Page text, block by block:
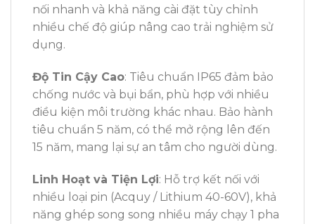
nối nhanh và khả năng cài đặt tùy chỉnh
nhiều chế độ giúp nâng cao trải nghiệm sử
dụng.
Độ Tin Cậy Cao: Tiêu chuẩn IP65 đảm bảo
chống nước và bụi bẩn, phù hợp với nhiều
điều kiện môi trường khác nhau. Bảo hành
tiêu chuẩn 5 năm, có thể mở rộng lên đến
15 năm, mang lại sự an tâm cho người dùng.
Linh Hoạt và Tiện Lợi: Hỗ trợ kết nối với
nhiều loại pin (Acquy / Lithium 40-60V), khả
năng ghép song song nhiều máy chạy 1 pha